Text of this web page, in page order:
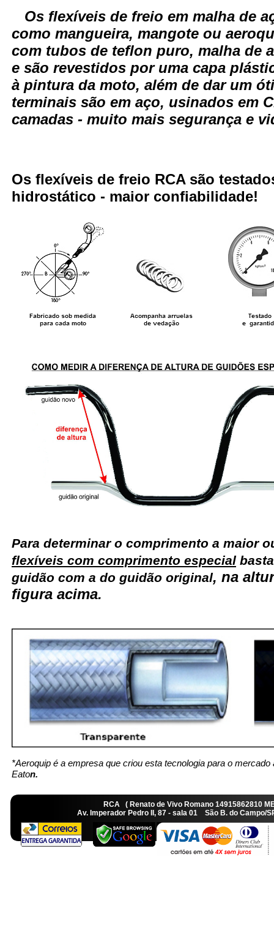
Os flexíveis de freio em malha de
como mangueira, mangote ou
com tubos de teflon puro, malha de
e são revestidos por uma capa
à pintura da moto, além de dar um
terminais são em aço, usinados em
camadas - muito mais segurança e
Os flexíveis de freio RCA são
hidrostático - maior confiabilidade!
Para determinar o comprimento a maior
flexíveis com comprimento especial
guidão com a do guidão original, na
figura acima.
*Aeroquip é a empresa que criou esta tecnologia para o
Eaton.
RCA ( Renato de Vivo Romano
Av. Imperador Pedro II, 87 - sala 01 São B. do